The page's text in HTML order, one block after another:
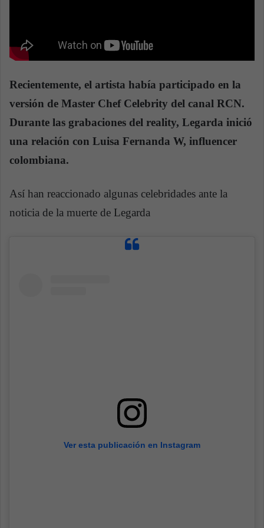
Recientemente, el artista había participado en la
versión de Master Chef Celebrity del canal RCN.
Durante las grabaciones del reality, Legarda inició
una relación con Luisa Fernanda W, influencer
colombiana.
Así han reaccionado algunas celebridades ante la
noticia de la muerte de Legarda
Ver esta publicación en Instagram